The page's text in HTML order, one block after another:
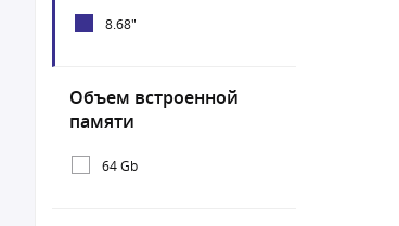
8.68"
Объем встроенной
памяти
64 Gb